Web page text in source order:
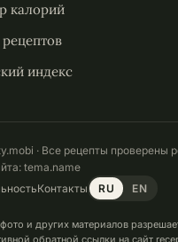
калорий
индекс
· Все рецепты проверены
tema.name
Контакты RU EN
и других материалов
Ваш вес в норме?
Проверьте ИМТ за минуту